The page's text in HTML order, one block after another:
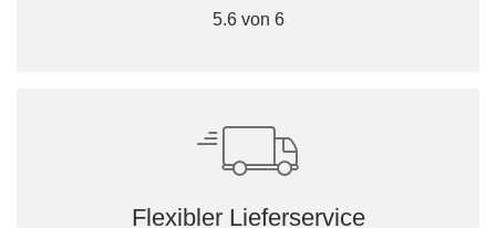
5.6 von 6
Flexibler Lieferservice